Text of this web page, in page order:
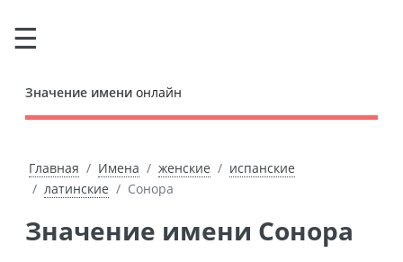
Значение имени онлайн
Главная Имена женские
испанские
латинские
Сонора
Значение имени Сонора